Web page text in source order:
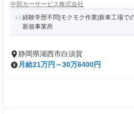
中部カーサービス株式会社
経験学歴不問|モクモク作業|新車工場で
新規事業所
静岡県湖西市白須賀
月給21万円～30万6400円